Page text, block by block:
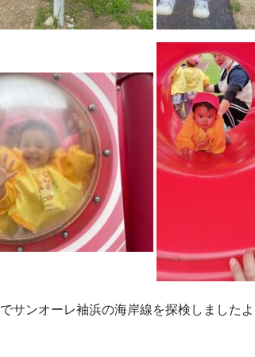
サンオーレ袖浜の海岸線を探検しました